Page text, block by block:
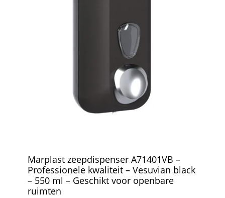
Marplast zeepdispenser A71401VB –
Professionele kwaliteit – Vesuvian black
– 550 ml – Geschikt voor openbare
ruimten